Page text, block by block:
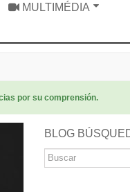
MULTIMÉDIA
por su comprensión.
BLOG